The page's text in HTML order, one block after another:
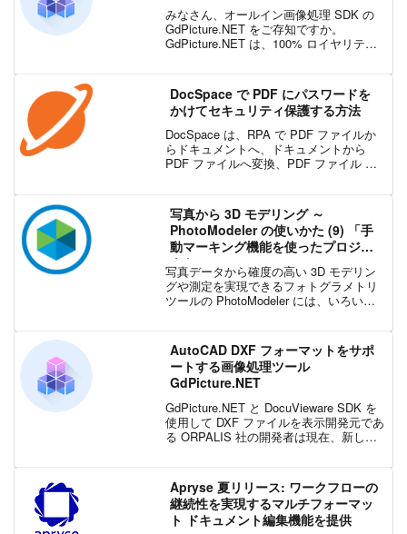
みなさん、オールイン画像処理 SDK の
GdPicture.NET をご存知ですか。
GdPicture.NET は、100% ロイヤリティ
処理、ドキュメント画像化...
DocSpace で PDF にパスワードを
かけてセキュリティ保護する方法
DocSpace は、RPA で PDF ファイルか
らドキュメントへ、ドキュメントから
PDF ファイルへ変換、PDF ファイル の
不要な使いやすいインターフェイス...
写真から 3D モデリング ～
PhotoModeler の使いかた (9) 「手
動マーキング機能を使ったプロジェ
クト」
写真データから確度の高い 3D モデリン
グや測定を実現できるフォトグラメトリ
ツールの PhotoModeler には、いろいろ
った自動フィーチャー検出および...
AutoCAD DXF フォーマットをサポ
ートする画像処理ツール
GdPicture.NET
GdPicture.NET と DocuVieware SDK を
使用して DXF ファイルを表示開発元であ
る ORPALIS 社の開発者は現在、新しい
ッ...
Apryse 夏リリース: ワークフローの
継続性を実現するマルチフォーマッ
ト ドキュメント編集機能を提供